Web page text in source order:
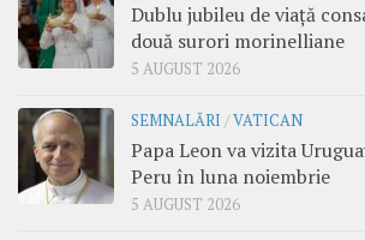
Dublu jubileu de viață
două surori morinelliane
5 AUGUST 2026
SEMNALĂRI /VATICAN
Papa Leon va vizita
Peru în luna noiembrie
5 AUGUST 2026